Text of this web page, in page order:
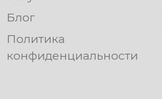
Блог
Политика
конфиденциальности